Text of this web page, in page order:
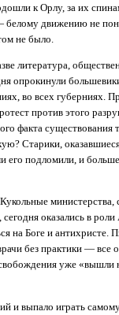
к Орлу, за их
белому движению не
не было.
лите­ратура,
опрокинули
во всех губерниях.
против этого
факта
Старики,
его подломили, и
оказались в
на Боге и антихристе.
без практики — все
уже
и выпало играть